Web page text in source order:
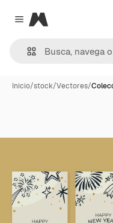
Close menu
Magnific
Inicio/stock/Vectores/